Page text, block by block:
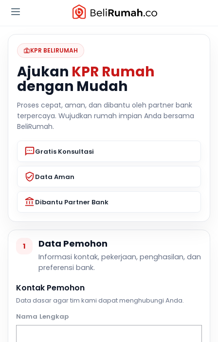
KPR BELIRUMAH
Ajukan KPR Rumah
dengan Mudah
Proses cepat, aman, dan dibantu oleh partner bank
terpercaya. Wujudkan rumah impian Anda bersama
BeliRumah.
Gratis Konsultasi
Data Aman
Dibantu Partner Bank
1 Data Pemohon
Informasi kontak, pekerjaan, penghasilan, dan
preferensi bank.
Kontak Pemohon
Data dasar agar tim kami dapat menghubungi Anda.
Nama Lengkap